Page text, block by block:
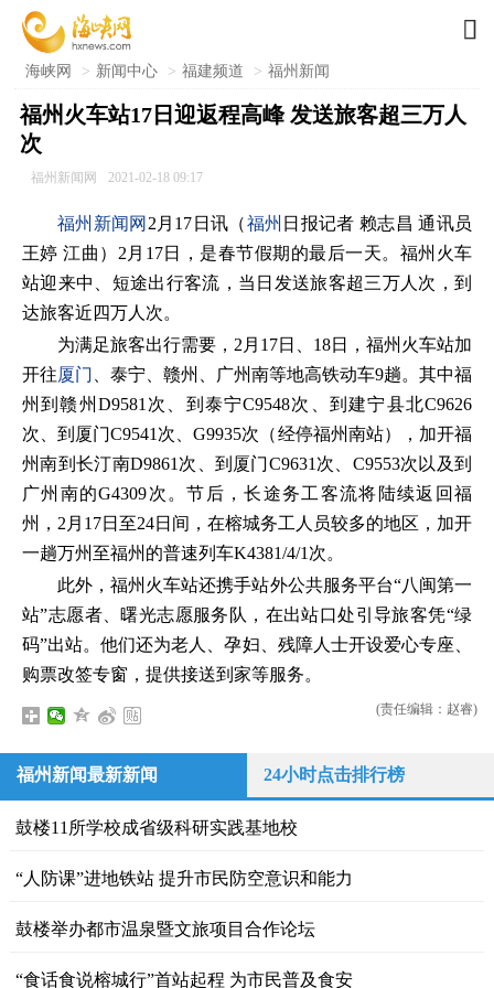

海峡网 > 新闻中心 > 福建频道 > 福州新闻
福州火车站17日迎返程高峰 发送旅客超三万人
次
福州新闻网 2021-02-18 09:17
福州新闻网 2月17日讯（福州 日报记者 赖志昌 通讯员
王婷 江曲）2月17日，是春节假期的最后一天。福州火车
站迎来中、短途出行客流，当日发送旅客超三万人次，到
达旅客近四万人次。
为满足旅客出行需要，2月17日、18日，福州火车站加
开往厦门
、泰宁、赣州、广州南等地高铁动车9趟。其中福
州到赣州D9581次、到泰宁C9548次、到建宁县北C9626
次、到厦门C9541次、G9935次（经停福州南站），加开福
州南到长汀南D9861次、到厦门C9631次、C9553次以及到
广州南的G4309次。节后，长途务工客流将陆续返回福
州，2月17日至24日间，在榕城务工人员较多的地区，加开
一趟万州至福州的普速列车K4381/4/1次。
此外，福州火车站还携手站外公共服务平台“八闽第一
站”志愿者、曙光志愿服务队，在出站口处引导旅客凭“绿
码”出站。他们还为老人、孕妇、残障人士开设爱心专座、
购票改签专窗，提供接送到家等服务。
(责任编辑：赵睿)
福州新闻最新新闻 24小时点击排行榜
鼓楼11所学校成省级科研实践基地校
“人防课”进地铁站 提升市民防空意识和能力
鼓楼举办都市温泉暨文旅项目合作论坛
“食话食说榕城行”首站起程 为市民普及食安